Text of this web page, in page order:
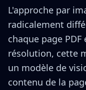
L'approche par
radicalement
chaque page
résolution, cette
un modèle de
contenu de la